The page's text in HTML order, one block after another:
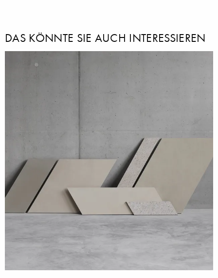
DAS KÖNNTE SIE AUCH INTERESSIEREN